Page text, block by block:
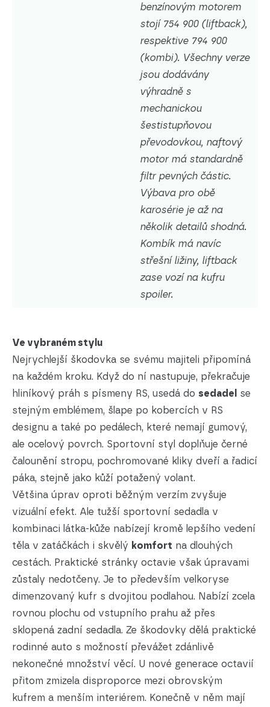
benzínovým motorem
stojí 754 900 (liftback),
respektive 794 900
(kombi). Všechny verze
jsou dodávány
výhradně s
mechanickou
šestistupňovou
převodovkou, naftový
motor má standardně
filtr pevných částic.
Výbava pro obě
karosérie je až na
několik detailů shodná.
Kombík má navíc
střešní ližiny, liftback
zase vozí na kufru
spoiler.
Ve vybraném stylu
Nejrychlejší škodovka se svému majiteli připomíná
na každém kroku. Když do ní nastupuje, překračuje
hliníkový práh s písmeny RS, usedá do sedadel se
stejným emblémem, šlape po kobercích v RS
designu a také po pedálech, které nemají gumový,
ale ocelový povrch. Sportovní styl doplňuje černé
čalounění stropu, pochromované kliky dveří a řadicí
páka, stejně jako kůží potažený volant.
Většina úprav oproti běžným verzím zvyšuje
vizuální efekt. Ale tužší sportovní sedadla v
kombinaci látka-kůže nabízejí kromě lepšího vedení
těla v zatáčkách i skvělý komfort na dlouhých
cestách. Praktické stránky octavie však úpravami
zůstaly nedotčeny. Je to především velkoryse
dimenzovaný kufr s dvojitou podlahou. Nabízí zcela
rovnou plochu od vstupního prahu až přes
sklopená zadní sedadla. Ze škodovky dělá praktické
rodinné auto s možností převážet zdánlivě
nekonečné množství věcí. U nové generace octavií
přitom zmizela disproporce mezi obrovským
kufrem a menším interiérem. Konečně v něm mají